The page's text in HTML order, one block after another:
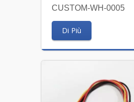
CUSTOM-WH-0005
Di Più